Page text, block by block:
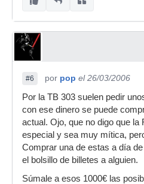
#6 por pop el 26/03/2006
Por la TB 303 suelen pedir
con ese dinero se puede
actual. Ojo, que no digo que la
especial y sea muy mítica,
Comprar una de estas a día
el bolsillo de billetes a alguien.
Súmale a esos 1000€ las